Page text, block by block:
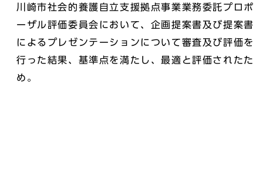
川崎市社会的養護自立支援拠点事業業務委託プロポ
ーザル評価委員会において、企画提案書及び提案書
によるプレゼンテーションについて審査及び評価を
行った結果、基準点を満たし、最適と評価されたた
め。